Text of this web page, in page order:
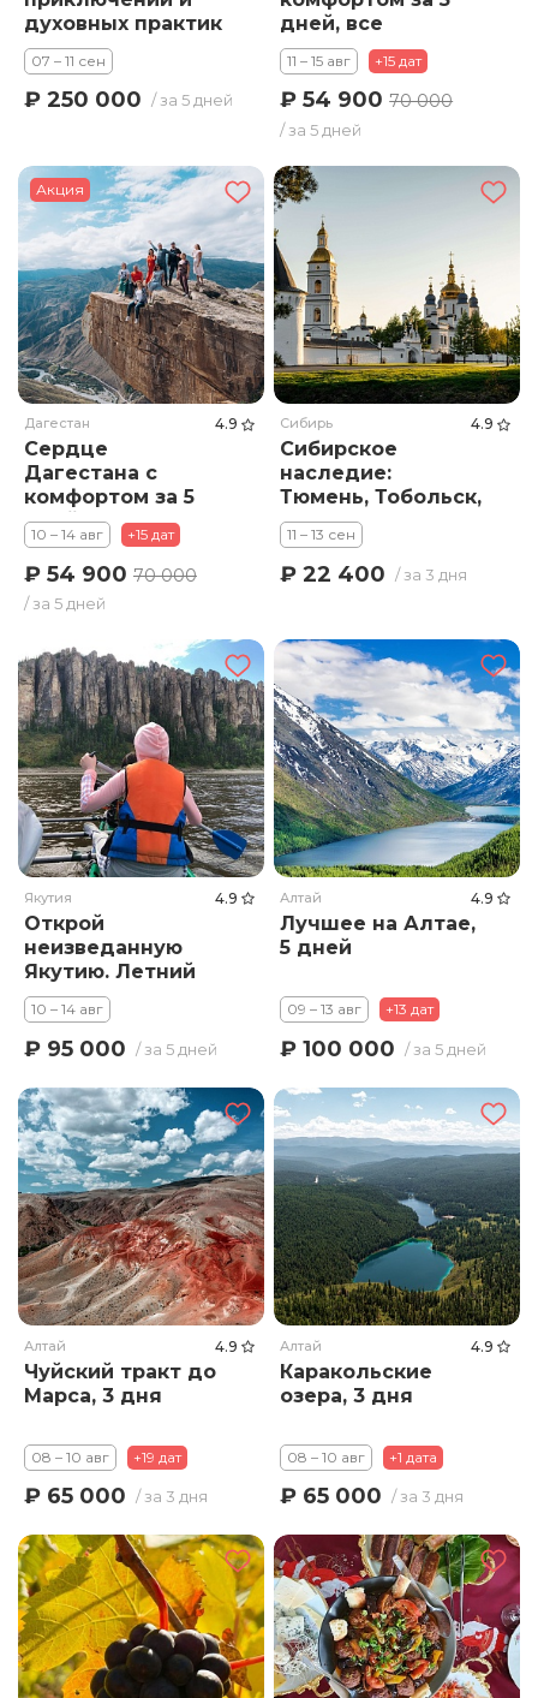
духовных практик
07 – 11 сен
₽ 250 000 / за 5 дней
дней, все
включено!
Нагорный
Дагестан +
Дербент
11 – 15 авг +15 дат
₽ 54 90070 000
/ за 5 дней
Акция
Дагестан 4.9
Сердце
Дагестана с
комфортом за 5
дней, все
включено!
(Махачкала +
горы)
10 – 14 авг +15 дат
₽ 54 900 70 000
/ за 5 дней
Сибирь 4.9
Сибирское
наследие:
Тюмень, Тобольск,
Ялуторовск
11 – 13 сен
₽ 22 400 / за 3 дня
Якутия 4.9
Открой
неизведанную
Якутию. Летний
тур
10 – 14 авг
₽ 95 000 / за 5 дней
Алтай 4.9
Лучшее на Алтае,
5 дней
09 – 13 авг +13 дат
₽ 100 000 / за 5 дней
Алтай 4.9
Чуйский тракт до
Марса, 3 дня
08 – 10 авг +19 дат
₽ 65 000 / за 3 дня
Алтай 4.9
Каракольские
озера, 3 дня
08 – 10 авг +1 дата
₽ 65 000 / за 3 дня